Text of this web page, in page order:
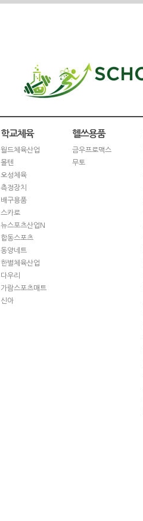
학교체육
월드체육산업
몰텐
오성체육
측정장치
배구용품
스카로
뉴스포츠산업N
합동스포츠
동양네트
한별체육산업
다우리
가람스포츠매트
신아
헬쓰용품
금우프로맥스
무토